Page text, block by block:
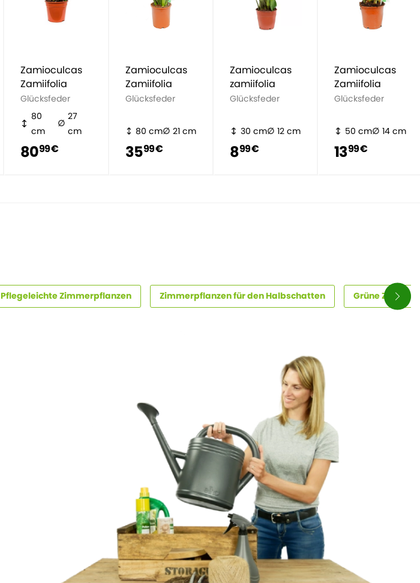
Zamioculcas
Zamiifolia
Glücksfeder
80
cm
27
cm
8099 €
Zamioculcas
Zamiifolia
Glücksfeder
80 cm 21 cm
3599 €
Zamioculcas
zamiifolia
Glücksfeder
30 cm 12 cm
899 €
Zamioculcas
Zamiifolia
Glücksfeder
50 cm 14 cm
1399 €
Pflegeleichte Zimmerpflanzen Zimmerpflanzen für den Halbschatten Grüne